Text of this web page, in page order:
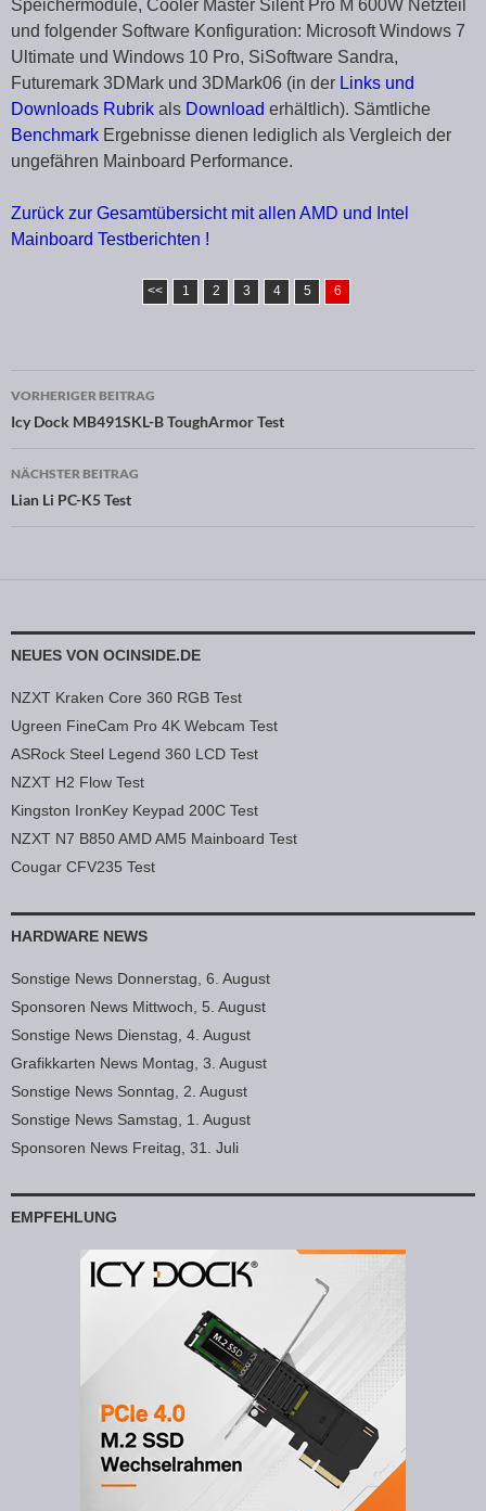
Speichermodule, Cooler Master Silent Pro M 600W Netzteil
und folgender Software Konfiguration: Microsoft Windows 7
Ultimate und Windows 10 Pro, SiSoftware Sandra,
Futuremark 3DMark und 3DMark06 (in der Links und
Downloads Rubrik als Download erhältlich). Sämtliche
Benchmark Ergebnisse dienen lediglich als Vergleich der
ungefähren Mainboard Performance.
Zurück zur Gesamtübersicht mit allen AMD und Intel
Mainboard Testberichten !
<< 1 2 3 4 5 6
Beitragsnavigation
VORHERIGER BEITRAG
Icy Dock MB491SKL-B ToughArmor Test
NÄCHSTER BEITRAG
Lian Li PC-K5 Test
NEUES VON OCINSIDE.DE
NZXT Kraken Core 360 RGB Test
Ugreen FineCam Pro 4K Webcam Test
ASRock Steel Legend 360 LCD Test
NZXT H2 Flow Test
Kingston IronKey Keypad 200C Test
NZXT N7 B850 AMD AM5 Mainboard Test
Cougar CFV235 Test
HARDWARE NEWS
Sonstige News Donnerstag, 6. August
Sponsoren News Mittwoch, 5. August
Sonstige News Dienstag, 4. August
Grafikkarten News Montag, 3. August
Sonstige News Sonntag, 2. August
Sonstige News Samstag, 1. August
Sponsoren News Freitag, 31. Juli
EMPFEHLUNG